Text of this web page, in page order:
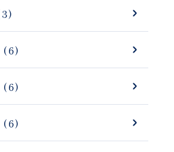
(6)
(6)
(6)